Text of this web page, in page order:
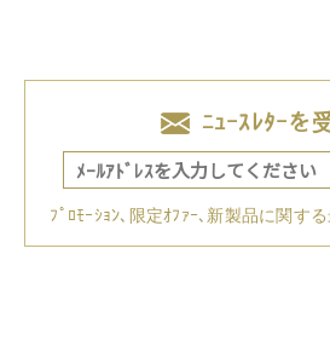
ﾆｭｰｽﾚﾀｰを
ﾌﾟﾛﾓｰｼｮﾝ､限定ｵﾌｧｰ､新製品に関す